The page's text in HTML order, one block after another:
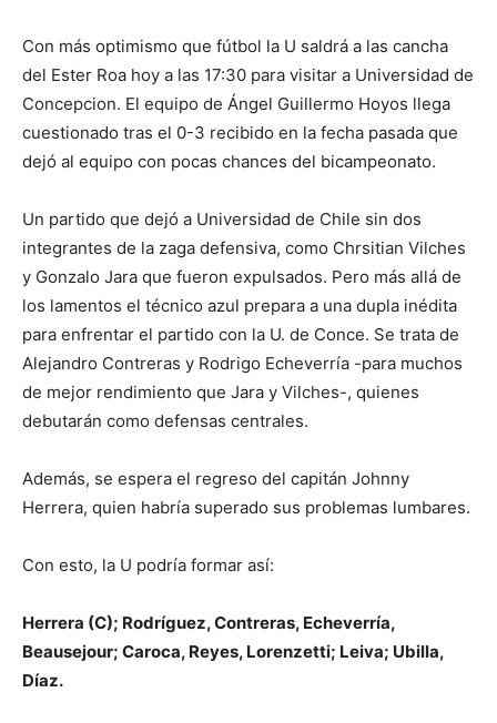
Con más optimismo que fútbol la U saldrá a las cancha
del Ester Roa hoy a las 17:30 para visitar a Universidad de
Concepcion. El equipo de Ángel Guillermo Hoyos llega
cuestionado tras el 0-3 recibido en la fecha pasada que
dejó al equipo con pocas chances del bicampeonato.
Un partido que dejó a Universidad de Chile sin dos
integrantes de la zaga defensiva, como Chrsitian Vilches
y Gonzalo Jara que fueron expulsados. Pero más allá de
los lamentos el técnico azul prepara a una dupla inédita
para enfrentar el partido con la U. de Conce. Se trata de
Alejandro Contreras y Rodrigo Echeverría -para muchos
de mejor rendimiento que Jara y Vilches-, quienes
debutarán como defensas centrales.
Además, se espera el regreso del capitán Johnny
Herrera, quien habría superado sus problemas lumbares.
Con esto, la U podría formar así:
Herrera (C); Rodríguez, Contreras, Echeverría,
Beausejour; Caroca, Reyes, Lorenzetti; Leiva; Ubilla,
Díaz.